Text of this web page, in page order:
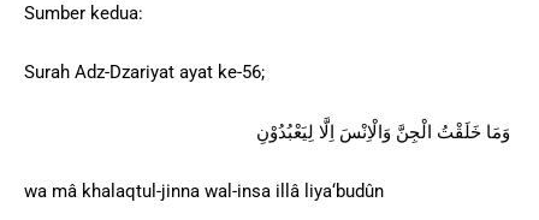
Sumber kedua:
Surah Adz-Dzariyat ayat ke-56;
wa mâ khalaqtul-jinna wal-insa illâ liya‘budûn